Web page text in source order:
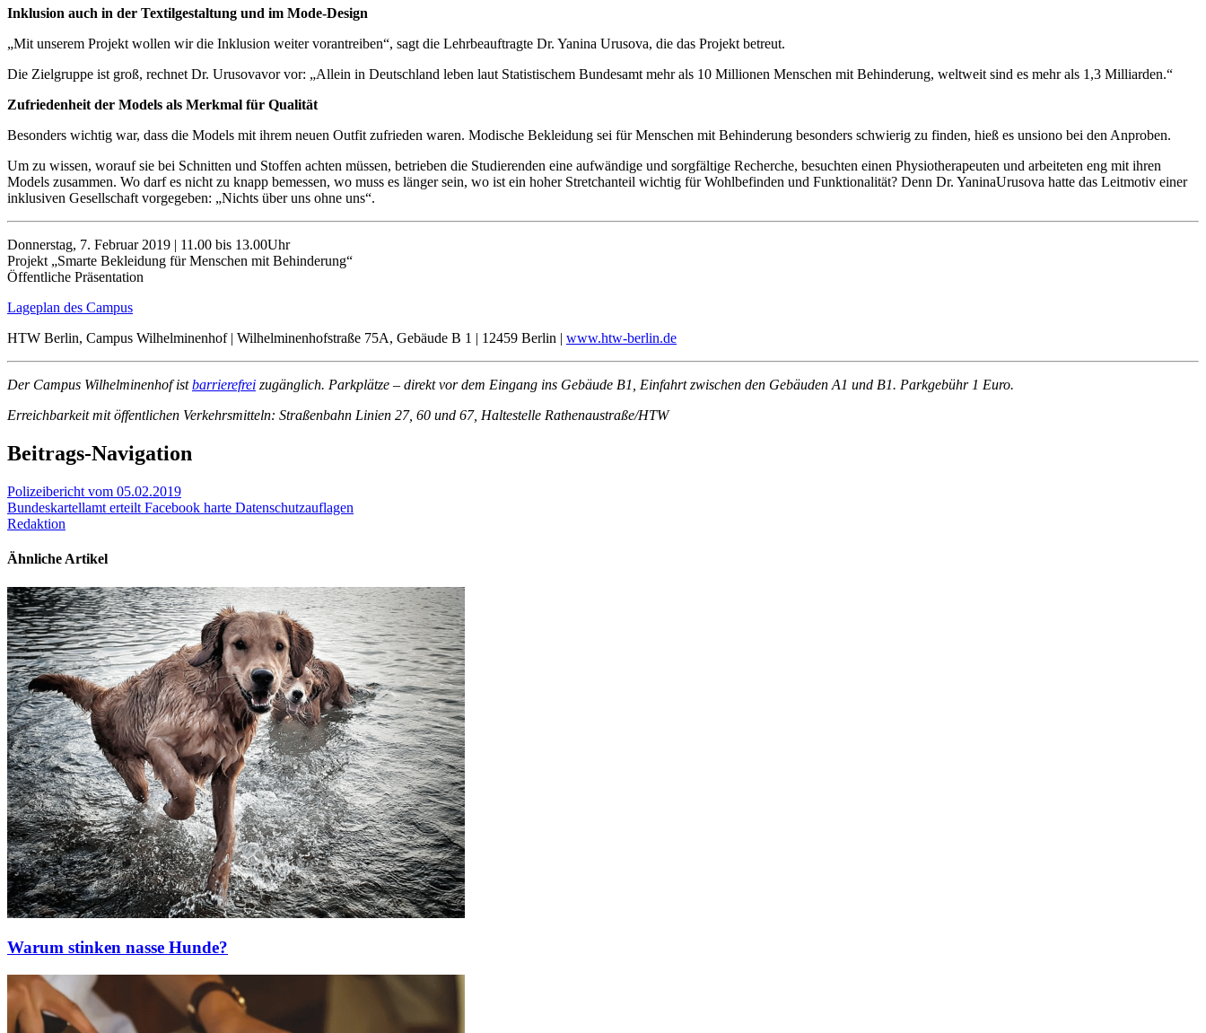
Inklusion auch in der Textilgestaltung und im Mode-Design
„Mit unserem Projekt wollen wir die Inklusion weiter vorantreiben“, sagt die Lehrbeauftragte Dr. Yanina Urusova, die das Projekt betreut.
Die Zielgruppe ist groß, rechnet Dr. Urusovavor vor: „Allein in Deutschland leben laut Statistischem Bundesamt mehr als 10 Millionen Menschen mit Behinderung, weltweit sind es mehr als 1,3 Milliarden.“
Zufriedenheit der Models als Merkmal für Qualität
Besonders wichtig war, dass die Models mit ihrem neuen Outfit zufrieden waren. Modische Bekleidung sei für Menschen mit Behinderung besonders schwierig zu finden, hieß es unsiono bei den Anproben.
Um zu wissen, worauf sie bei Schnitten und Stoffen achten müssen, betrieben die Studierenden eine aufwändige und sorgfältige Recherche, besuchten einen Physiotherapeuten und arbeiteten eng mit ihren
Models zusammen. Wo darf es nicht zu knapp bemessen, wo muss es länger sein, wo ist ein hoher Stretchanteil wichtig für Wohlbefinden und Funktionalität? Denn Dr. YaninaUrusova hatte das Leitmotiv einer
inklusiven Gesellschaft vorgegeben: „Nichts über uns ohne uns“.
Donnerstag, 7. Februar 2019 | 11.00 bis 13.00Uhr
Projekt „Smarte Bekleidung für Menschen mit Behinderung“
Öffentliche Präsentation
Lageplan des Campus
HTW Berlin, Campus Wilhelminenhof | Wilhelminenhofstraße 75A, Gebäude B 1 | 12459 Berlin | www.htw-berlin.de
Der Campus Wilhelminenhof istbarrierefrei zugänglich. Parkplätze – direkt vor dem Eingang ins Gebäude B1, Einfahrt zwischen den Gebäuden A1 und B1. Parkgebühr 1 Euro.
Erreichbarkeit mit öffentlichen Verkehrsmitteln: Straßenbahn Linien 27, 60 und 67, Haltestelle Rathenaustraße/HTW
Beitrags-Navigation
Polizeibericht vom 05.02.2019
Bundeskartellamt erteilt Facebook harte Datenschutzauflagen
Redaktion
Ähnliche Artikel
Warum stinken nasse Hunde?